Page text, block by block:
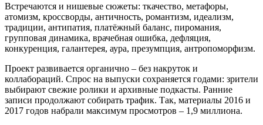
Встречаются и нишевые сюжеты: ткачество, метафоры,
атомизм, кроссворды, античность, романтизм, идеализм,
традиции, антипатия, платёжный баланс, пиромания,
групповая динамика, врачебная ошибка, дефляция,
конкуренция, галантерея, аура, презумпция, антропоморфизм.
Проект развивается органично – без накруток и
коллабораций. Спрос на выпуски сохраняется годами: зрители
выбирают свежие ролики и архивные подкасты. Ранние
записи продолжают собирать трафик. Так, материалы 2016 и
2017 годов набрали максимум просмотров – 1,9 миллиона.